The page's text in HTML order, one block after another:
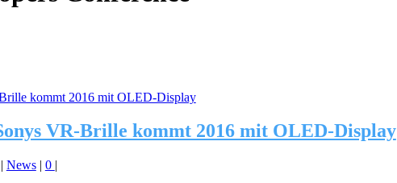
VR-Brille kommt 2016 mit OLED-Display
News| 0 |